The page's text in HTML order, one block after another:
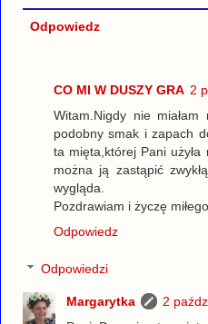
Odpowiedz
CO MI W DUSZY GRA 2
Witam.Nigdy nie
podobny smak i zapach
ta mięta,której Pani użyła
można ją zastąpić
wygląda.
Pozdrawiam i życzę
Odpowiedz
Odpowiedzi
Margarytka
2